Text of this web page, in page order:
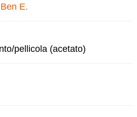
E.
pellicola (acetato)